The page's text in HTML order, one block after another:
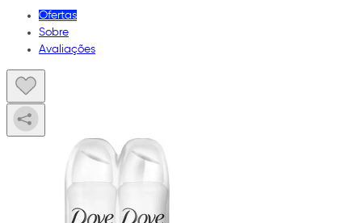
Ofertas
Sobre
Avaliações